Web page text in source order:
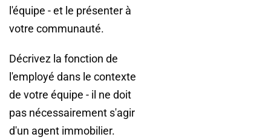
l'équipe - et le présenter à
votre communauté.
Décrivez la fonction de
l'employé dans le contexte
de votre équipe - il ne doit
pas nécessairement s'agir
d'un agent immobilier.